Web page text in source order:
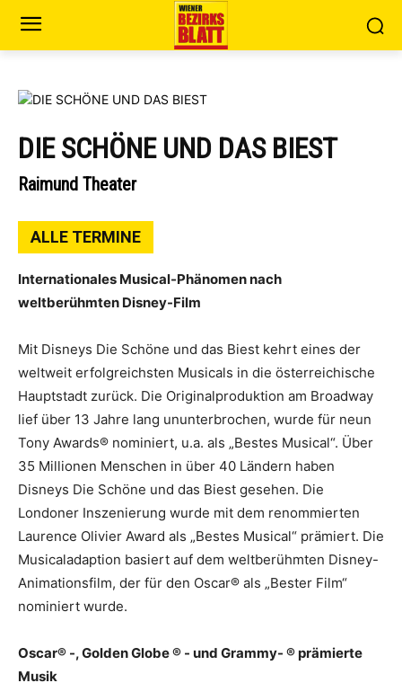
DIE SCHÖNE UND DAS BIEST
Raimund Theater
ALLE TERMINE
Internationales Musical-Phänomen nach
weltberühmten Disney-Film
Mit Disneys Die Schöne und das Biest kehrt eines der
weltweit erfolgreichsten Musicals in die österreichische
Hauptstadt zurück. Die Originalproduktion am Broadway
lief über 13 Jahre lang ununterbrochen, wurde für neun
Tony Awards® nominiert, u.a. als „Bestes Musical“. Über
35 Millionen Menschen in über 40 Ländern haben
Disneys Die Schöne und das Biest gesehen. Die
Londoner Inszenierung wurde mit dem renommierten
Laurence Olivier Award als „Bestes Musical“ prämiert. Die
Musicaladaption basiert auf dem weltberühmten Disney-
Animationsfilm, der für den Oscar® als „Bester Film“
nominiert wurde.
Oscar® -, Golden Globe ® - und Grammy- ® prämierte
Musik